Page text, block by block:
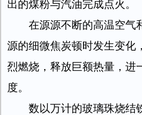
出的煤粉与汽油完成点火。
在源源不断的高温空气
源的细微焦炭顿时发生变化
烈燃烧，释放巨额热量，进
度。
数以万计的玻璃珠烧结